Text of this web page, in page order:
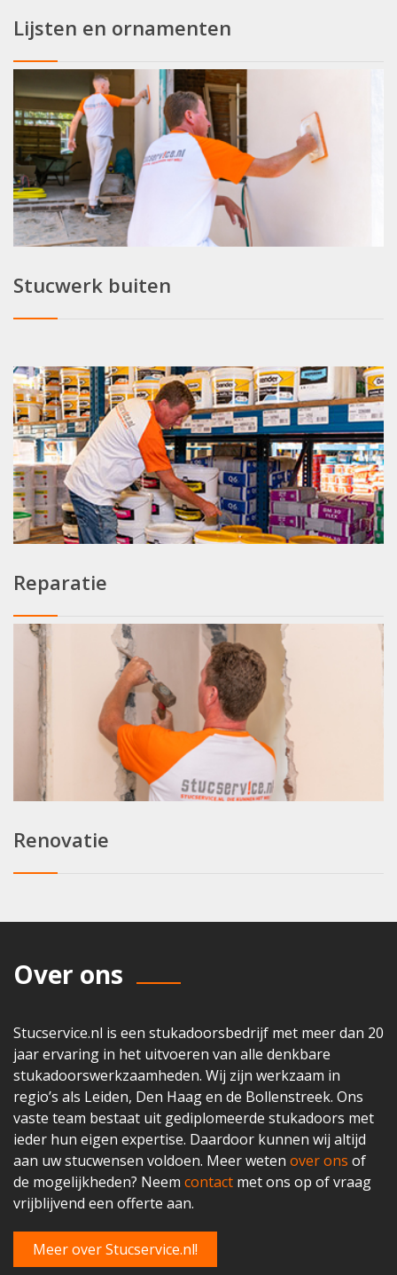
Lijsten en ornamenten
Stucwerk buiten
Reparatie
Renovatie
Over ons
Stucservice.nl is een stukadoorsbedrijf met meer dan 20
jaar ervaring in het uitvoeren van alle denkbare
stukadoorswerkzaamheden. Wij zijn werkzaam in
regio’s als Leiden, Den Haag en de Bollenstreek. Ons
vaste team bestaat uit gediplomeerde stukadoors met
ieder hun eigen expertise. Daardoor kunnen wij altijd
aan uw stucwensen voldoen. Meer weten over ons of
de mogelijkheden? Neem contact met ons op of vraag
vrijblijvend een offerte aan.
Meer over Stucservice.nl!